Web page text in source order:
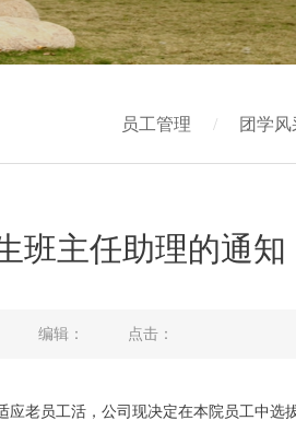
员工管理 / 团学风
班主任助理的通知
日 编辑： 点击：
老员工活，公司现决定在本院员工中选